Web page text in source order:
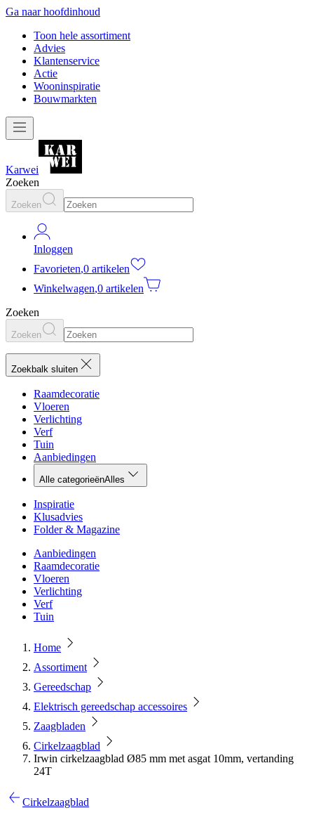
Ga naar hoofdinhoud
Toon hele assortiment
Advies
Klantenservice
Actie
Wooninspiratie
Bouwmarkten
Karwei
Zoeken
Zoeken
Inloggen
Favorieten,0 artikelen
Winkelwagen,0 artikelen
Zoeken
Zoeken
Zoekbalk sluiten
Raamdecoratie
Vloeren
Verlichting
Verf
Tuin
Aanbiedingen
Alle categorieënAlles
Inspiratie
Klusadvies
Folder & Magazine
Aanbiedingen
Raamdecoratie
Vloeren
Verlichting
Verf
Tuin
Home
Assortiment
Gereedschap
Elektrisch gereedschap accessoires
Zaagbladen
Cirkelzaagblad
Irwin cirkelzaagblad Ø85 mm met asgat 10mm, vertanding
24T
Cirkelzaagblad